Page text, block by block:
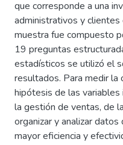
que corresponde a una
administrativos y
muestra fue compuesto
19 preguntas
estadísticos se utilizó el
resultados. Para medir
hipótesis de las
la gestión de ventas, de
organizar y analizar
mayor eficiencia y